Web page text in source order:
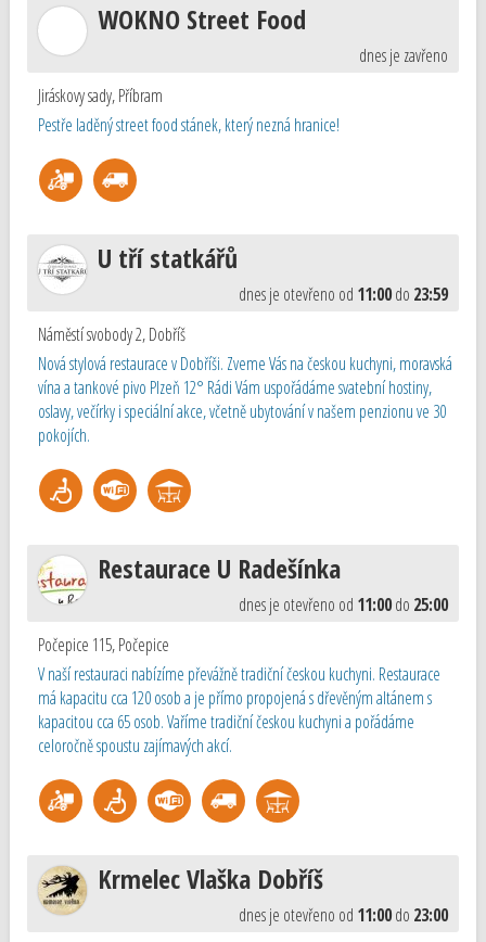
WOKNO Street Food
dnes je zavřeno
Jiráskovy sady,Příbram
Pestře laděný street food stánek, který nezná hranice!
U tří statkářů
dnes je otevřeno od 11:00do 23:59
Náměstí svobody 2,Dobříš
Nová stylová restaurace v Dobříši. Zveme Vás na českou kuchyni, moravská
vína a tankové pivo Plzeň 12° Rádi Vám uspořádáme svatební hostiny,
oslavy, večírky i speciální akce, včetně ubytování v našem penzionu ve 30
pokojích.
Restaurace U Radešínka
dnes je otevřeno od 11:00do 25:00
Počepice 115,Počepice
V naší restauraci nabízíme převážně tradiční českou kuchyni. Restaurace
má kapacitu cca 120 osob a je přímo propojená s dřevěným altánem s
kapacitou cca 65 osob. Vaříme tradiční českou kuchyni a pořádáme
celoročně spoustu zajímavých akcí.
Krmelec Vlaška Dobříš
dnes je otevřeno od 11:00do 23:00